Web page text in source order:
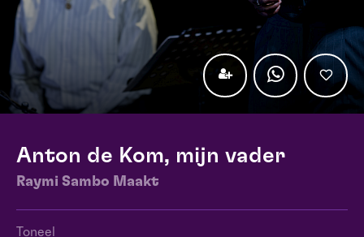
Anton de Kom, mijn vader
Raymi Sambo Maakt
Toneel